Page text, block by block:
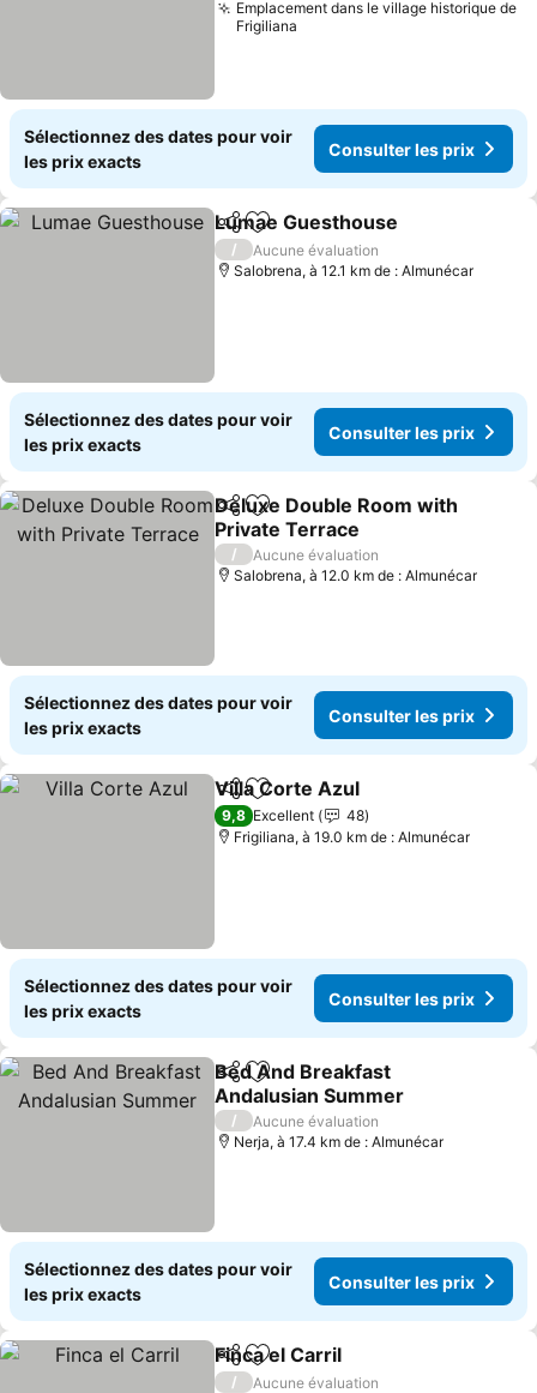
Emplacement dans le village historique de
Frigiliana
Sélectionnez des dates pour voir
les prix exacts
Consulter les prix
PartagerAjouter à mes favoris
Lumae Guesthouse
/
Aucune évaluation
Salobrena, à 12.1 km de : Almunécar
Sélectionnez des dates pour voir
les prix exacts
Consulter les prix
PartagerAjouter à mes favoris
Deluxe Double Room with
Private Terrace
Consulter les prix
/
Aucune évaluation
Salobrena, à 12.0 km de : Almunécar
Sélectionnez des dates pour voir
les prix exacts
Consulter les prix
PartagerAjouter à mes favoris
Villa Corte Azul
9,8 Excellent
48
Frigiliana, à 19.0 km de : Almunécar
Sélectionnez des dates pour voir
les prix exacts
Consulter les prix
PartagerAjouter à mes favoris
Bed And Breakfast
Andalusian Summer
Consulter les prix
/
Aucune évaluation
Nerja, à 17.4 km de : Almunécar
Sélectionnez des dates pour voir
les prix exacts
Consulter les prix
PartagerAjouter à mes favoris
Finca el Carril
/
Aucune évaluation